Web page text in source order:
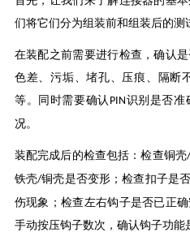
们将它们分为组装前和组装后的测
在装配之前需要进行检查，确认
色差、污垢、堵孔、压痕、隔断
等。同时需要确认 PIN识别是否准
况。
装配完成后的检查包括：检查铜壳
铁壳/铜壳是否变形；检查扣子是
伤现象；检查左右钩子是否已正
手动按压钩子数次，确认钩子功能